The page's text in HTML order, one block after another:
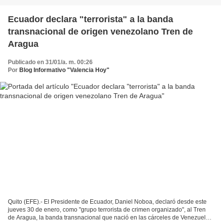
Ecuador declara "terrorista" a la banda
transnacional de origen venezolano Tren de
Aragua
Publicado en 31/01/a. m. 00:26
Por Blog Informativo "Valencia Hoy"
Quito (EFE).- El Presidente de Ecuador, Daniel Noboa, declaró desde este
jueves 30 de enero, como "grupo terrorista de crimen organizado", al Tren
de Aragua, la banda transnacional que nació en las cárceles de Venezuela,